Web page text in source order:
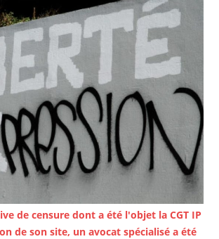
de censure dont a été l'objet la CGT IP
de son site, un avocat spécialisé a été